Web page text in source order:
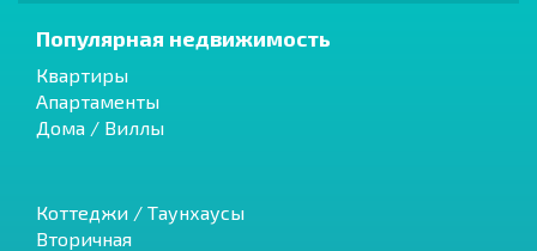
Популярная недвижимость
Квартиры
Апартаменты
Дома / Виллы
Коттеджи / Таунхаусы
Вторичная